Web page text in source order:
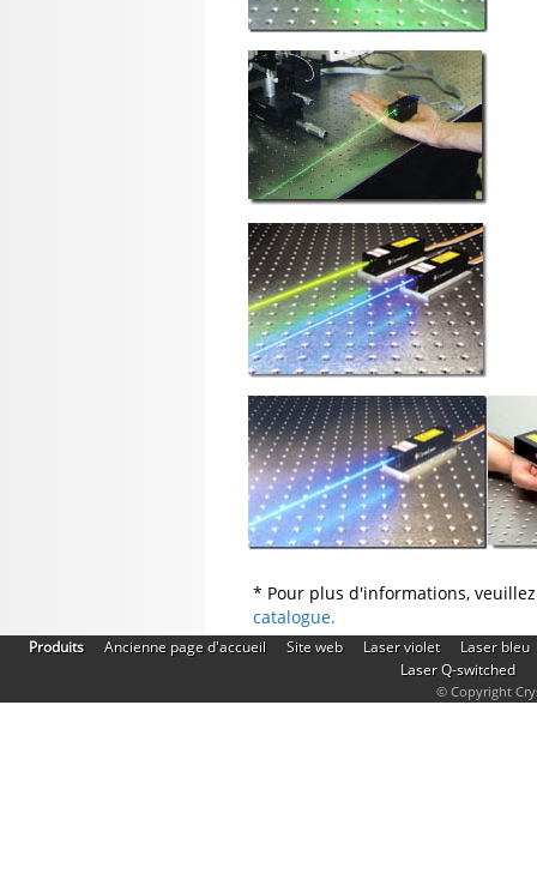
* Pour plus d'informations,
catalogue.
Produits Ancienne page d'accueil Site web Laser violet Laser bleu
Laser Q-switched
© Copyright